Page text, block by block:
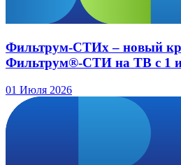
Фильтрум-СТИх – новый
Фильтрум®-СТИ на ТВ с 1
01 Июля 2026